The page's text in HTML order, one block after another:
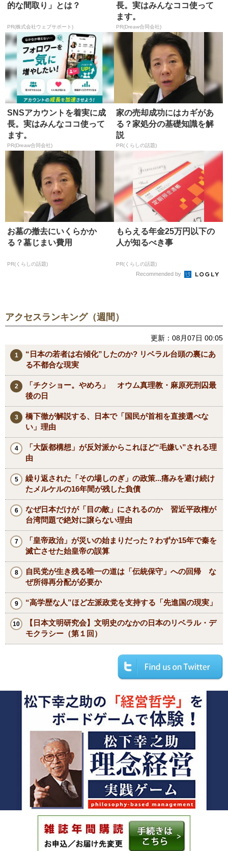
的な間取り」とは？
PR(株式会社ウェブサポート)
長。実はみんなココ使って
ます。
PR(Dreaw合同会社)
SNSアカウントを着実に成
長。実はみんなココ使って
ます。
PR(Dreaw合同会社)
家の売却成功にはカギがあ
る？家処分の基礎知識を解
説
PR(くらしの話題)
お墓の撤去にいくらかか
る？墓じまい費用
PR(くらしの話題)
もらえる年金25万円以下の
人が知るべき事
PR(くらしの話題)
Recommended by
アクセスランキング（週間）
更新：08月07日 00:05
“日本の若者は右傾化”したのか? リベラル台頭の裏にあ
る不都合な現実
「チクショー。やめろ」 オウム真理教・麻原死刑囚最
後の日
橋下徹が解説する、日本で「国民が首相を直接選べな
い」理由
「大阪都構想」が反対派からこれほど“毛嫌い”される理
由
繰り返された「その場しのぎ」の政策...痛みを避け続け
たメルケルの16年間が残した負債
なぜ日本だけが「目の敵」にされるのか 習近平政権が
台湾問題で絶対に譲らない理由
「皇帝政治」が災いの始まりだった？わずか15年で秦を
滅亡させた始皇帝の誤算
自民党が生き残る唯一の道は「伝統保守」への回帰 な
ぜ所得再分配が必要か
“高学歴な人”ほど左派政党を支持する「先進国の現実」
【日本文明研究会】文明史のなかの日本のリベラル・デ
モクラシー（第１回）